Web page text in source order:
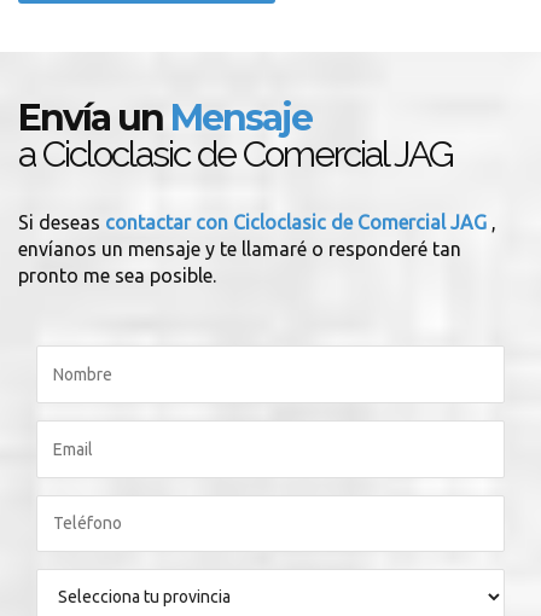
Envía un Mensaje
a Cicloclasic de Comercial JAG
Si deseas contactar con Cicloclasic de Comercial JAG ,
envíanos un mensaje y te llamaré o responderé tan
pronto me sea posible.